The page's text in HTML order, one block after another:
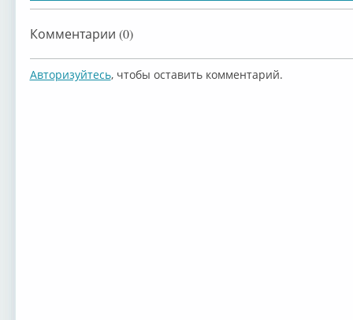
Комментарии (0)
Авторизуйтесь, чтобы оставить комментарий.